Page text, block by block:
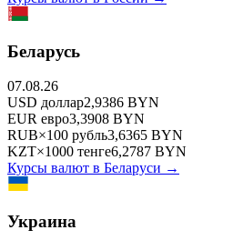
Беларусь
07.08.26
USD доллар2,9386 BYN
EUR евро3,3908 BYN
RUB×100 рубль3,6365 BYN
KZT×1000 тенге6,2787 BYN
Курсы валют в Беларуси →
Украина